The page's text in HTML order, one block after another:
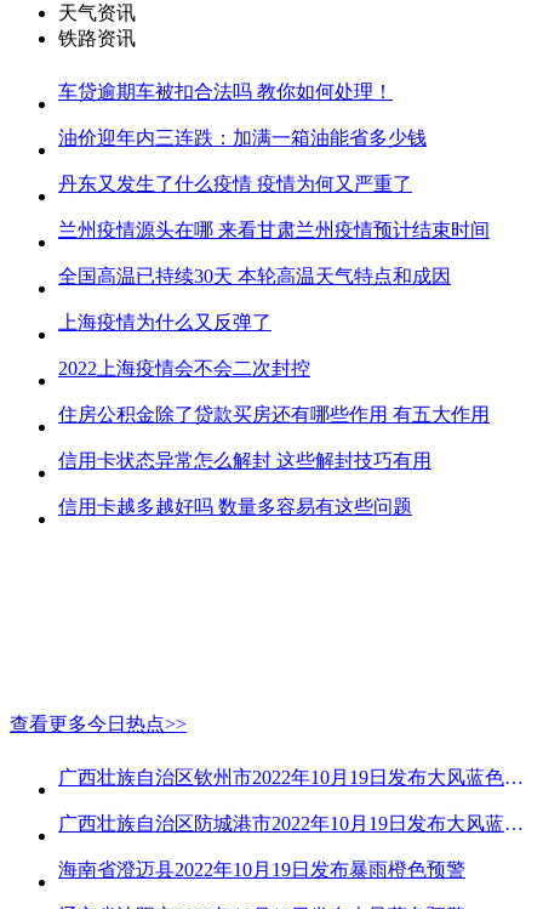
天气资讯
铁路资讯
车贷逾期车被扣合法吗 教你如何处理！
油价迎年内三连跌：加满一箱油能省多少钱
丹东又发生了什么疫情 疫情为何又严重了
兰州疫情源头在哪 来看甘肃兰州疫情预计结束时间
全国高温已持续30天 本轮高温天气特点和成因
上海疫情为什么又反弹了
2022上海疫情会不会二次封控
住房公积金除了贷款买房还有哪些作用 有五大作用
信用卡状态异常怎么解封 这些解封技巧有用
信用卡越多越好吗 数量多容易有这些问题
查看更多今日热点>>
广西壮族自治区钦州市2022年10月19日发布大风蓝色预警
广西壮族自治区防城港市2022年10月19日发布大风蓝色预警
海南省澄迈县2022年10月19日发布暴雨橙色预警